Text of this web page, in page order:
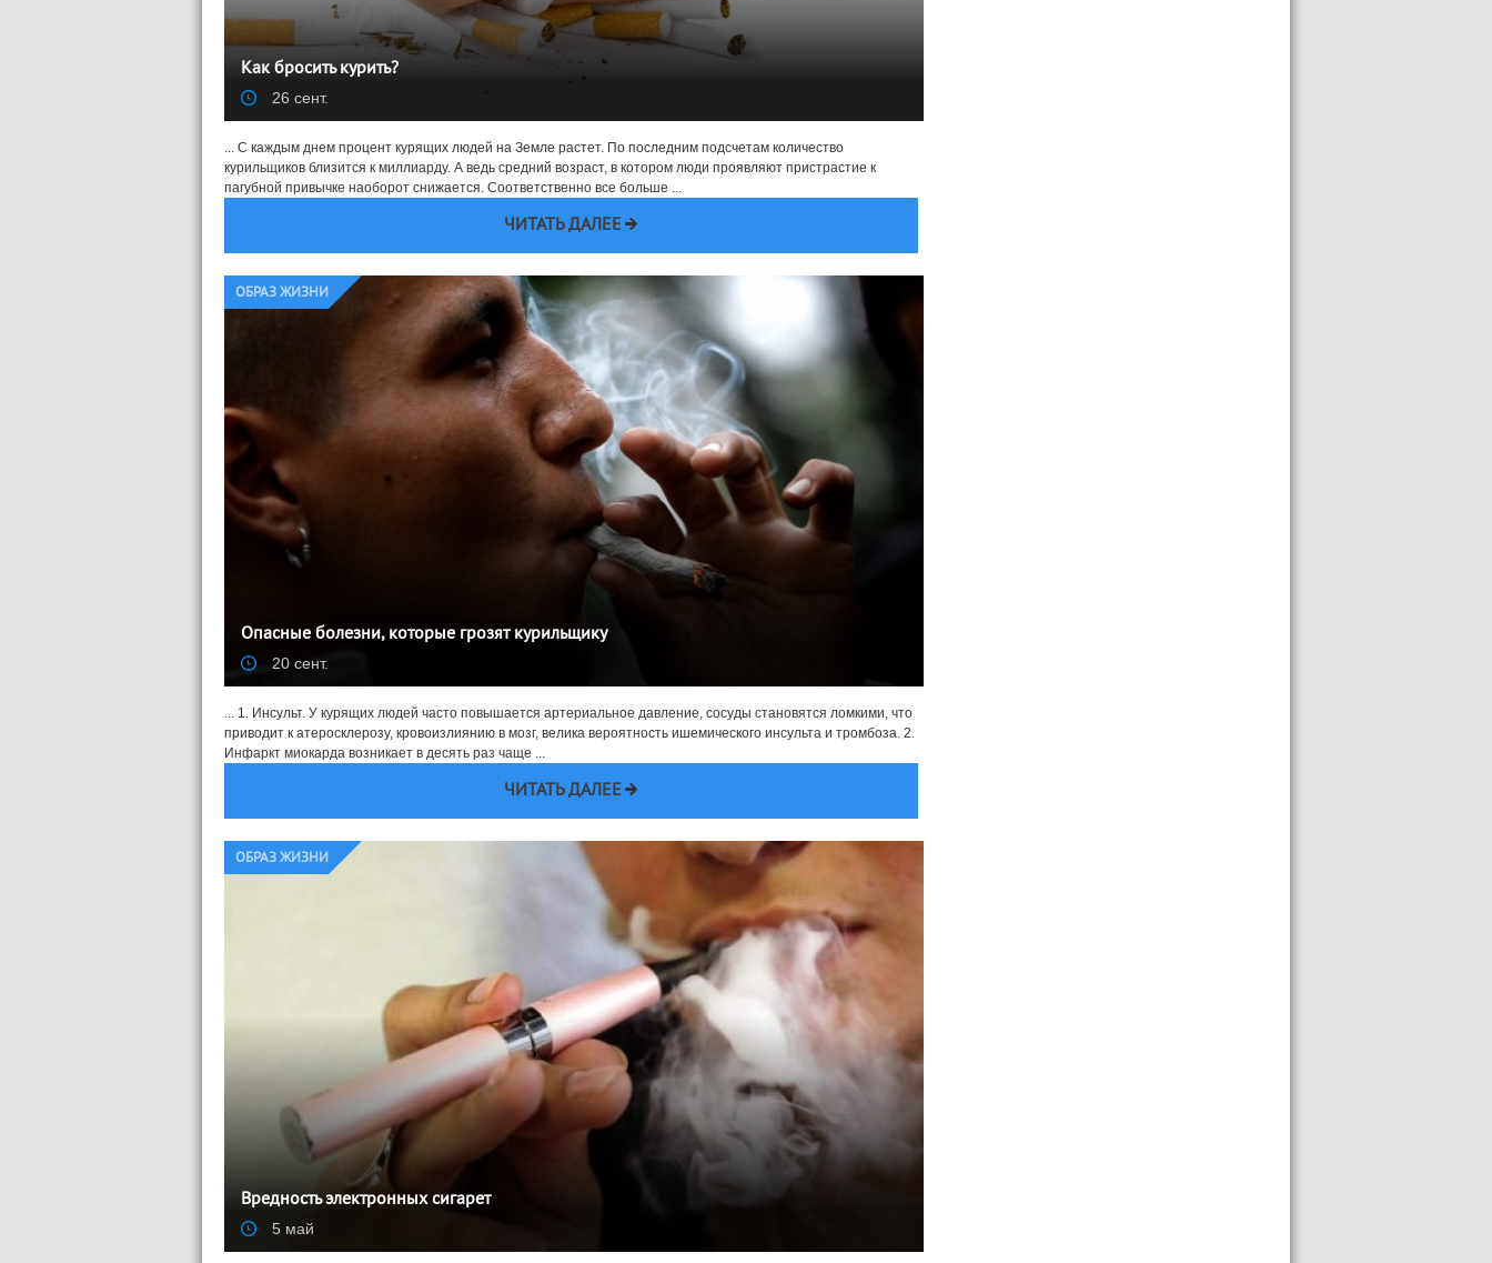
Как бросить курить?
26 сент.
... С каждым днем процент курящих людей на Земле растет. По последним подсчетам количество
курильщиков близится к миллиарду. А ведь средний возраст, в котором люди проявляют пристрастие к
пагубной привычке наоборот снижается. Соответственно все больше ...
ЧИТАТЬ ДАЛЕЕ
ОБРАЗ ЖИЗНИ
Опасные болезни, которые грозят курильщику
20 сент.
... 1. Инсульт. У курящих людей часто повышается артериальное давление, сосуды становятся ломкими, что
приводит к атеросклерозу, кровоизлиянию в мозг, велика вероятность ишемического инсульта и тромбоза. 2.
Инфаркт миокарда возникает в десять раз чаще ...
ЧИТАТЬ ДАЛЕЕ
ОБРАЗ ЖИЗНИ
Вредность электронных сигарет
5 май